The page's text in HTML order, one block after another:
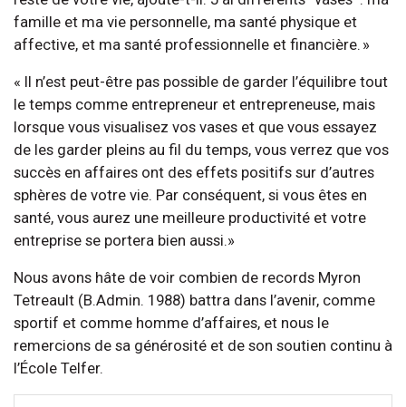
famille et ma vie personnelle, ma santé physique et
affective, et ma santé professionnelle et financière. »
« Il n’est peut-être pas possible de garder l’équilibre tout
le temps comme entrepreneur et entrepreneuse, mais
lorsque vous visualisez vos vases et que vous essayez
de les garder pleins au fil du temps, vous verrez que vos
succès en affaires ont des effets positifs sur d’autres
sphères de votre vie. Par conséquent, si vous êtes en
santé, vous aurez une meilleure productivité et votre
entreprise se portera bien aussi.»
Nous avons hâte de voir combien de records Myron
Tetreault (B.Admin. 1988) battra dans l’avenir, comme
sportif et comme homme d’affaires, et nous le
remercions de sa générosité et de son soutien continu à
l’École Telfer.